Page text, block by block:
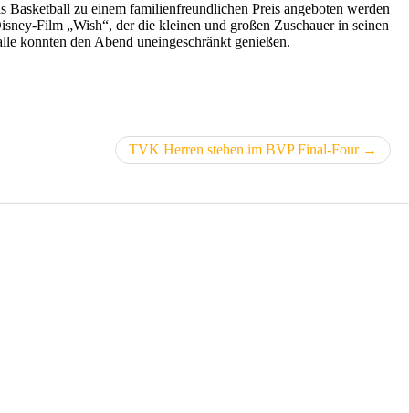
zu einem familienfreundlichen Preis angeboten werden
Film „Wish“, der die kleinen und großen Zuschauer in seinen
konnten den Abend uneingeschränkt genießen.
TVK Herren stehen im BVP Final-Four